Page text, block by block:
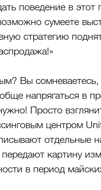
поведение в
сумеете
стратегию
Вы сомневаетесь,
напрягаться в
Просто
центром
отдельные
картину
в период